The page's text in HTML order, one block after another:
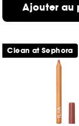
Ajouter au
Clean at Sephora